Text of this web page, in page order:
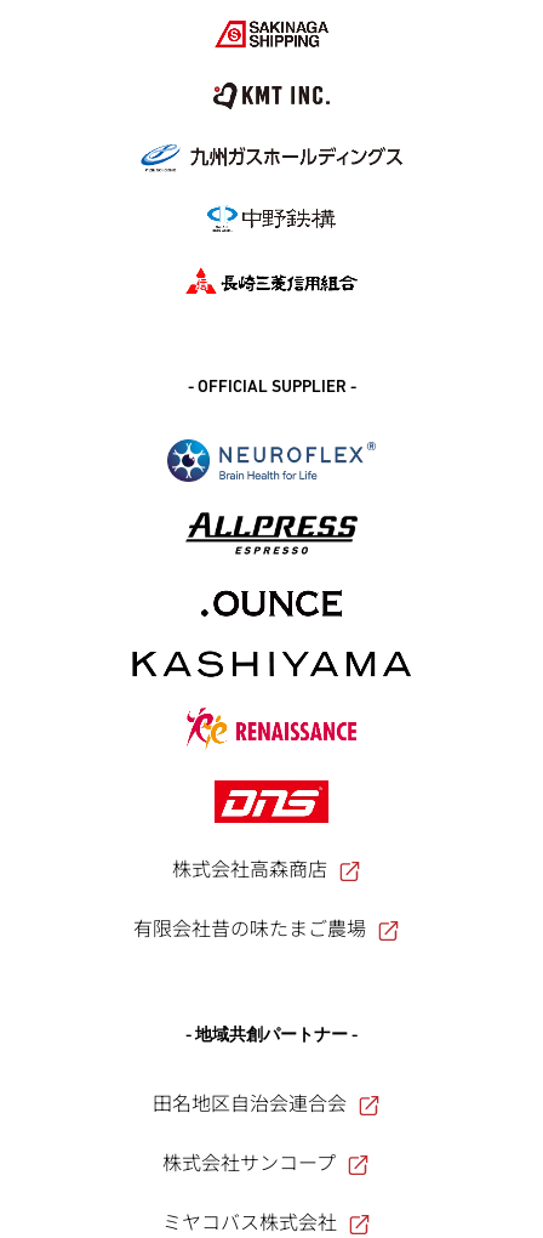
- OFFICIAL SUPPLIER -
株式会社高森商店
有限会社昔の味たまご農場
- 地域共創パートナー -
田名地区自治会連合会
株式会社サンコープ
ミヤコバス株式会社